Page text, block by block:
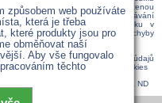
baterií s kapacitou doporučenou
na váze uživatele, terénu, překonávání
a zastavení, nesprávném tlaku v
nenese odpovědnost za případné chyby
pro konečné uživatele|Správa os. údajů
|Správa souhlasu s použitím cookies
Ceník servisu a ND
způsobem web používáte
která je třeba
které produkty jsou pro
obměňovat naší
Aby vše fungovalo
těchto